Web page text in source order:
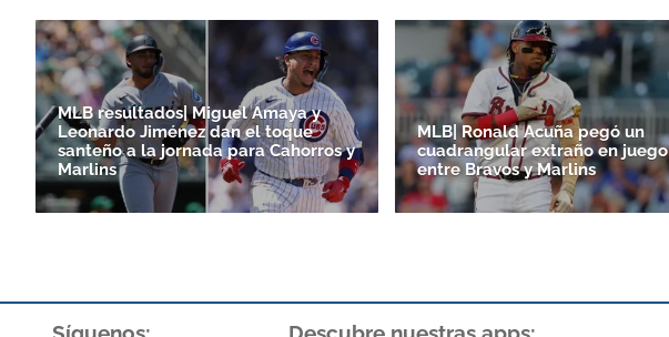
MLB resultados| Miguel Amaya y
Leonardo Jiménez dan el toque
santeño a la jornada para Cahorros y
Marlins
MLB| Ronald Acuña pegó un
cuadrangular extraño en juego
entre Bravos y Marlins